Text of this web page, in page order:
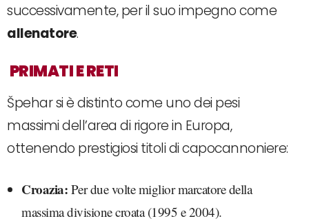
successivamente, per il suo impegno come
allenatore.
PRIMATI E RETI
Špehar si è distinto come uno dei pesi
massimi dell’area di rigore in Europa,
ottenendo prestigiosi titoli di capocannoniere:
Croazia: Per due volte miglior marcatore della
massima divisione croata (1995 e 2004).